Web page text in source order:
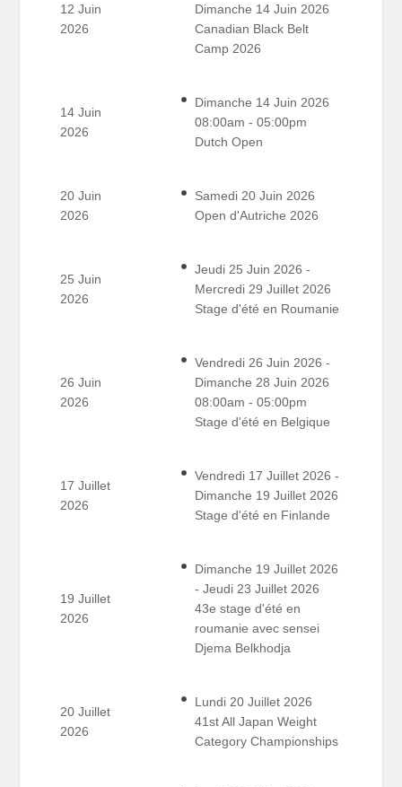
12 Juin
2026
Dimanche 14 Juin 2026
Canadian Black Belt
Camp 2026
14 Juin
2026
Dimanche 14 Juin 2026
08:00am - 05:00pm
Dutch Open
20 Juin
2026
Samedi 20 Juin 2026
Open d'Autriche 2026
25 Juin
2026
Jeudi 25 Juin 2026 -
Mercredi 29 Juillet 2026
Stage d'été en Roumanie
26 Juin
2026
Vendredi 26 Juin 2026 -
Dimanche 28 Juin 2026
08:00am - 05:00pm
Stage d'été en Belgique
17 Juillet
2026
Vendredi 17 Juillet 2026 -
Dimanche 19 Juillet 2026
Stage d'été en Finlande
19 Juillet
2026
Dimanche 19 Juillet 2026
- Jeudi 23 Juillet 2026
43e stage d'été en
roumanie avec sensei
Djema Belkhodja
20 Juillet
2026
Lundi 20 Juillet 2026
41st All Japan Weight
Category Championships